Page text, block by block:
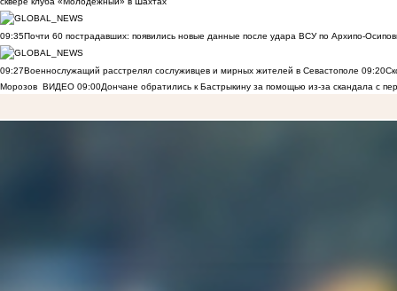
09:35Почти 60 пострадавших: появились новые данные после удара ВСУ по Архипо-
09:27Военнослужащий расстрелял сослуживцев и мирных жителей в Севастополе 09:20
Морозов ВИДЕО 09:00Дончане обратились к Бастрыкину за помощью из-за скандала с